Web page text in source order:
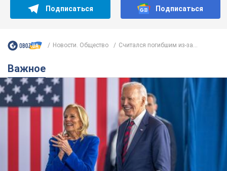
Подписаться Подписаться
Новости. Общество Считался погибшим из-за...
Важное